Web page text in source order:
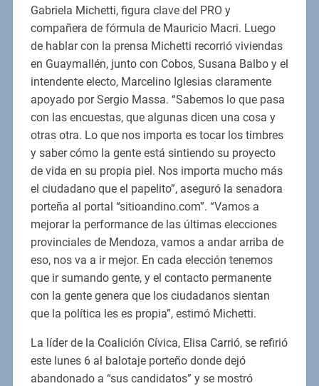
Gabriela Michetti, figura clave del PRO y
compañera de fórmula de Mauricio Macri. Luego
de hablar con la prensa Michetti recorrió viviendas
en Guaymallén, junto con Cobos, Susana Balbo y el
intendente electo, Marcelino Iglesias claramente
apoyado por Sergio Massa. “Sabemos lo que pasa
con las encuestas, que algunas dicen una cosa y
otras otra. Lo que nos importa es tocar los timbres
y saber cómo la gente está sintiendo su proyecto
de vida en su propia piel. Nos importa mucho más
el ciudadano que el papelito”, aseguró la senadora
porteña al portal “sitioandino.com”. “Vamos a
mejorar la performance de las últimas elecciones
provinciales de Mendoza, vamos a andar arriba de
eso, nos va a ir mejor. En cada elección tenemos
que ir sumando gente, y el contacto permanente
con la gente genera que los ciudadanos sientan
que la política les es propia”, estimó Michetti.
La líder de la Coalición Cívica, Elisa Carrió, se refirió
este lunes 6 al balotaje porteño donde dejó
abandonado a “sus candidatos” y se mostró